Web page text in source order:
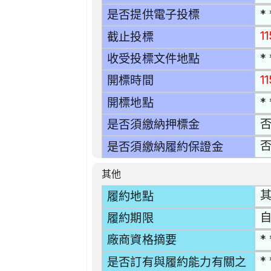
是否提供電子投標 *
截止投標
收受投標文件地點 *
開標時間
開標地點 *
是否須繳納押標金 否
是否須繳納履約保證金 否
其他
履約地點
履約期限
廠商資格摘要 *
是否訂有與履約能力有關之
*